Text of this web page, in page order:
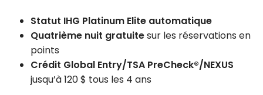
Statut IHG Platinum Elite automatique
Quatrième nuit gratuitesur les réservations en
points
Crédit Global Entry/TSA PreCheck®/NEXUS
jusqu’à 120 $ tous les 4 ans